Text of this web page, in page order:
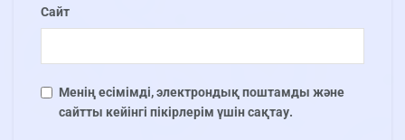
Сайт
Менің есімімді, электрондық поштамды және
сайтты кейінгі пікірлерім үшін сақтау.